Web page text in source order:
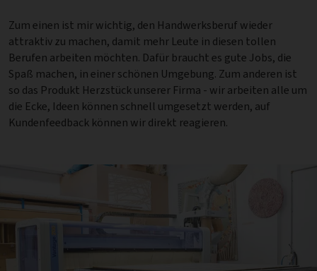
Zum einen ist mir wichtig, den Handwerksberuf wieder
attraktiv zu machen, damit mehr Leute in diesen tollen
Berufen arbeiten möchten. Dafür braucht es gute Jobs, die
Spaß machen, in einer schönen Umgebung. Zum anderen ist
so das Produkt Herzstück unserer Firma - wir arbeiten alle um
die Ecke, Ideen können schnell umgesetzt werden, auf
Kundenfeedback können wir direkt reagieren.